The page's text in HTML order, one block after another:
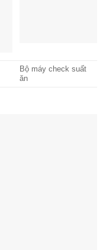
Bộ máy check suất
ăn